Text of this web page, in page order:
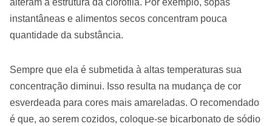
instantâneas e alimentos secos concentram pouca
quantidade da substância.
Sempre que ela é submetida à altas temperaturas sua
concentração diminui. Isso resulta na mudança de cor
esverdeada para cores mais amareladas. O recomendado
é que, ao serem cozidos, coloque-se bicarbonato de sódio